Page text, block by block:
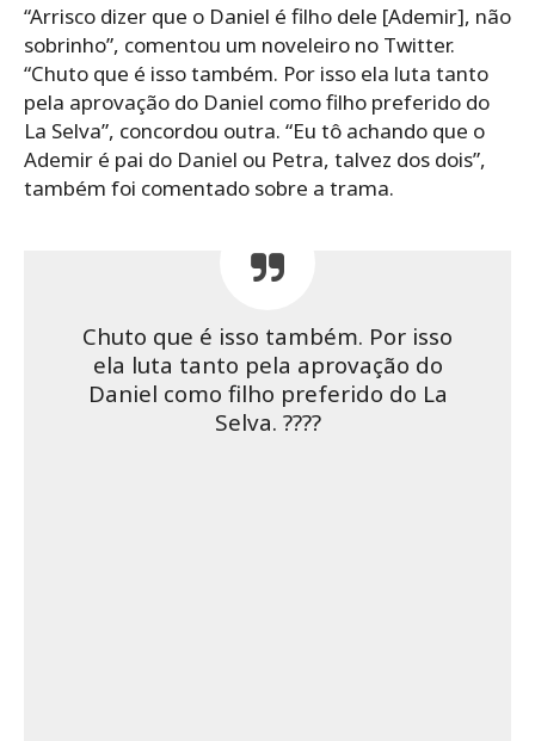
“Arrisco dizer que o Daniel é filho dele [Ademir], não
sobrinho”, comentou um noveleiro no Twitter.
“Chuto que é isso também. Por isso ela luta tanto
pela aprovação do Daniel como filho preferido do
La Selva”, concordou outra. “Eu tô achando que o
Ademir é pai do Daniel ou Petra, talvez dos dois”,
também foi comentado sobre a trama.
Chuto que é isso também. Por isso
ela luta tanto pela aprovação do
Daniel como filho preferido do La
Selva. ????